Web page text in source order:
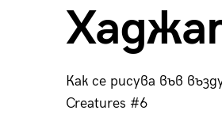
Как се рисува във
Creatures #6